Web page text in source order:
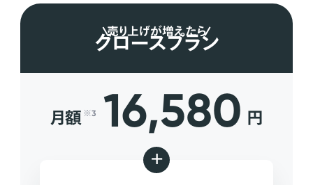
売り上げが増えたら
グロースプラン
月額 ※3 16,580 円
+